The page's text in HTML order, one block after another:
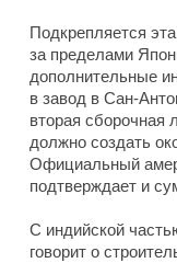
Подкрепляется
за пределами
дополнительные
в завод в Сан-
вторая сборочная
должно создать
Официальный
подтверждает и
С индийской
говорит о